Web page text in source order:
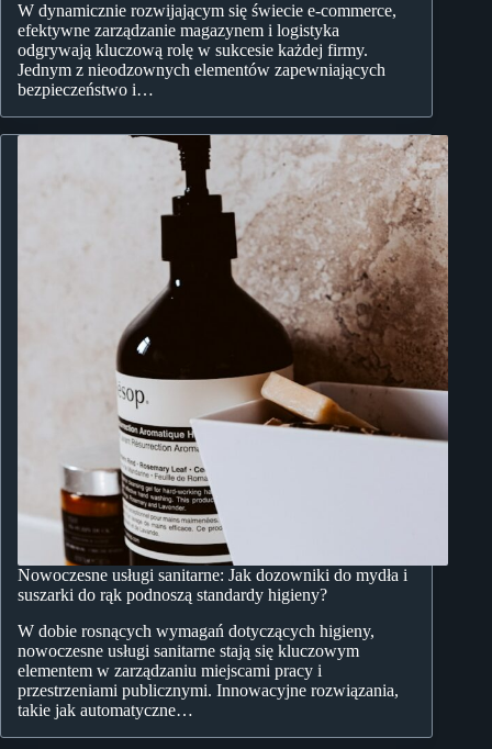
W dynamicznie rozwijającym się świecie e-commerce,
efektywne zarządzanie magazynem i logistyka
odgrywają kluczową rolę w sukcesie każdej firmy.
Jednym z nieodzownych elementów zapewniających
bezpieczeństwo i…
Nowoczesne usługi sanitarne: Jak dozowniki do mydła i
suszarki do rąk podnoszą standardy higieny?
W dobie rosnących wymagań dotyczących higieny,
nowoczesne usługi sanitarne stają się kluczowym
elementem w zarządzaniu miejscami pracy i
przestrzeniami publicznymi. Innowacyjne rozwiązania,
takie jak automatyczne…